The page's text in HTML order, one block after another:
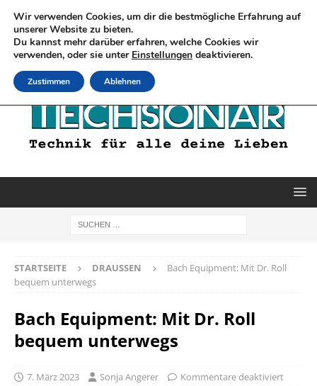
STARTSEITE DRAUSSEN
Bach Equipment: Mit Dr. Roll
bequem unterwegs
Bach Equipment: Mit Dr. Roll
bequem unterwegs
7. März 2023 Sonja Angerer Kommentare deaktiviert
Wir verwenden Cookies, um dir die bestmögliche Erfahrung auf
unserer Website zu bieten.
Du kannst mehr darüber erfahren, welche Cookies wir
verwenden, oder sie unter Einstellungen deaktivieren.
Zustimmen Ablehnen